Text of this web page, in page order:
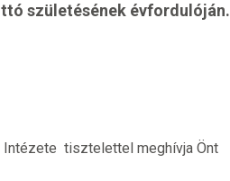
születésének évfordulóján.
Intézete tisztelettel meghívja Önt